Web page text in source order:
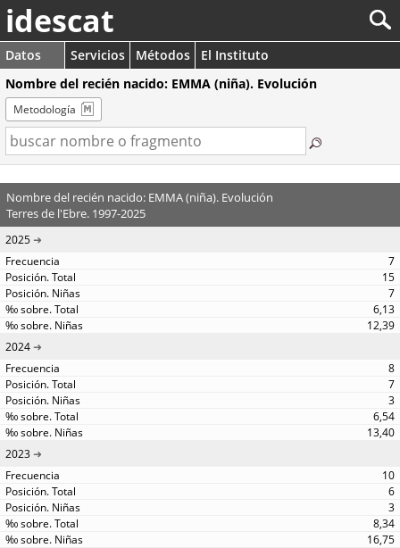
idescat
Datos Servicios Métodos
El Instituto
Nombre del recién nacido: EMMA (niña). Evolución
Metodología
Nombre del recién nacido: EMMA (niña). Evolución
Terres de l'Ebre. 1997-2025
2025
7
15
7
6,13
12,39
2024
8
7
3
6,54
13,40
2023
10
6
3
8,34
16,75